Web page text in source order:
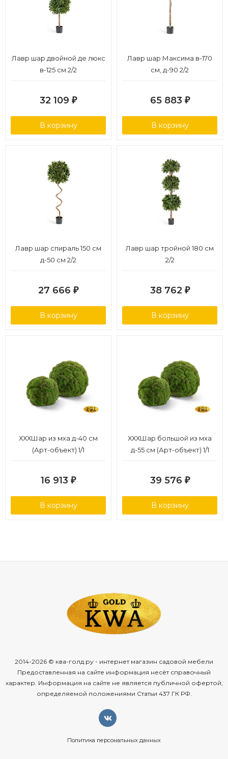
Лавр шар двойной де люкс
в-125 см 2/2
32 109 ₽
В корзину
Лавр шар Максима в-170
см, д-90 2/2
65 883 ₽
В корзину
Лавр шар спираль 150 см
д-50 см 2/2
27 666 ₽
В корзину
Лавр шар тройной 180 см
2/2
38 762 ₽
В корзину
ХХХШар из мха д-40 см
(Арт-объект) 1/1
16 913 ₽
В корзину
ХХХШар большой из мха
д-55 см (Арт-объект) 1/1
39 576 ₽
В корзину
2014-2026 © ква-голд.ру - интернет магазин садовой мебели
Предоставленная на сайте информация несёт справочный
характер. Информация на сайте не является публичной офертой,
определяемой положениями Статьи 437 ГК РФ.
Политика персональных данных